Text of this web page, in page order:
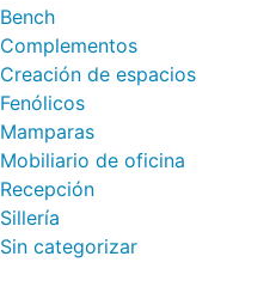
Bench
Complementos
Creación de espacios
Fenólicos
Mamparas
Mobiliario de oficina
Recepción
Sillería
Sin categorizar